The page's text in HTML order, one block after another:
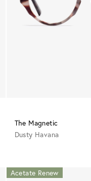
The Magnetic
Dusty Havana
Acetate Renew